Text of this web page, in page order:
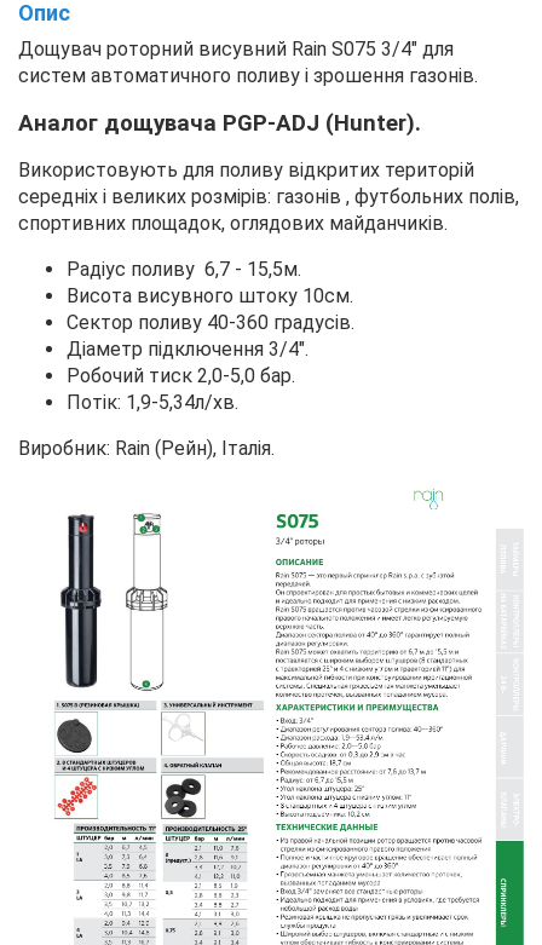
Опис
Дощувач роторний висувний Rain S075 3/4" для
систем автоматичного поливу і зрошення газонів.
Аналог дощувача PGP-ADJ (Hunter).
Використовують для поливу відкритих територій
середніх і великих розмірів: газонів , футбольних полів,
спортивних площадок, оглядових майданчиків.
Радіус поливу 6,7 - 15,5м.
Висота висувного штоку 10см.
Сектор поливу 40-360 градусів.
Діаметр підключення 3/4".
Робочий тиск 2,0-5,0 бар.
Потік: 1,9-5,34л/хв.
Виробник: Rain (Рейн), Італія.